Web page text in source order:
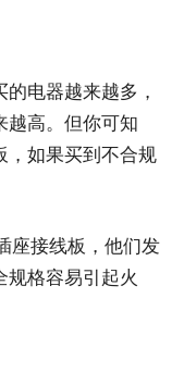
电器越来越多，
越高。但你可知
，如果买到不合规
座接线板，他们发
规格容易引起火